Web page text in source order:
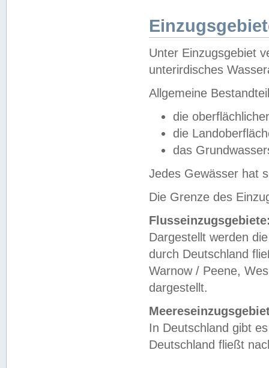
Unter Einzugsgebiet
unterirdisches
Allgemeine
die
die
das
Jedes Gewässer hat
Die Grenze des
Dargestellt werden
durch Deutschland
Warnow / Peene,
dargestellt.
In Deutschland gibt
Deutschland fließt